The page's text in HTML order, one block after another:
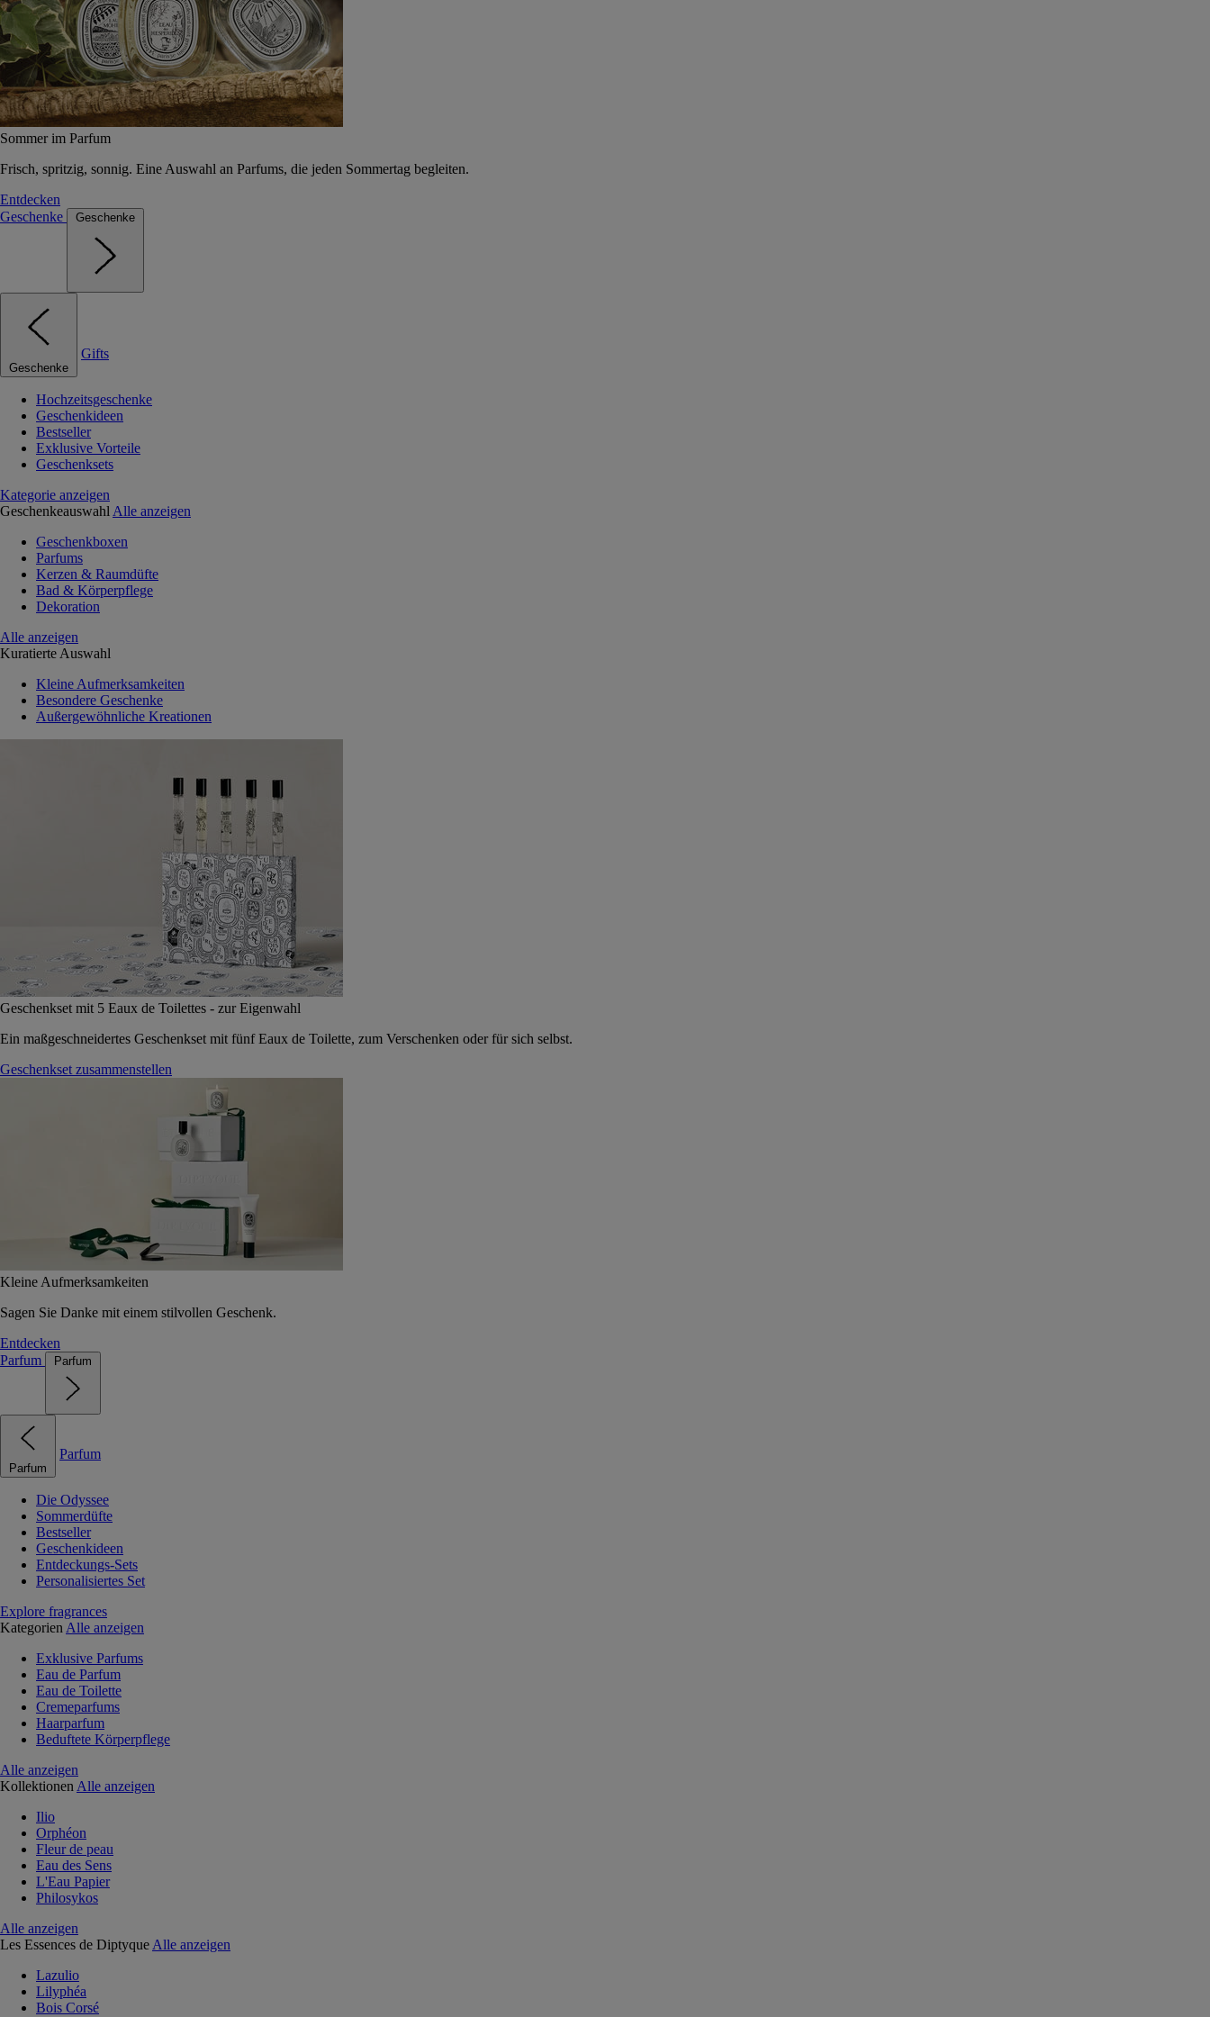
Sommer im Parfum
Frisch, spritzig, sonnig. Eine Auswahl an Parfums, die jeden Sommertag begleiten.
Entdecken
Geschenke
Geschenke
Geschenke
Gifts
Hochzeitsgeschenke
Geschenkideen
Bestseller
Exklusive Vorteile
Geschenksets
Kategorie anzeigen
Geschenkeauswahl Alle anzeigen
Geschenkboxen
Parfums
Kerzen & Raumdüfte
Bad & Körperpflege
Dekoration
Alle anzeigen
Kuratierte Auswahl
Kleine Aufmerksamkeiten
Besondere Geschenke
Außergewöhnliche Kreationen
Geschenkset mit 5 Eaux de Toilettes - zur Eigenwahl
Ein maßgeschneidertes Geschenkset mit fünf Eaux de Toilette, zum Verschenken oder für sich selbst.
Geschenkset zusammenstellen
Kleine Aufmerksamkeiten
Sagen Sie Danke mit einem stilvollen Geschenk.
Entdecken
Parfum
Parfum
Parfum
Parfum
Die Odyssee
Sommerdüfte
Bestseller
Geschenkideen
Entdeckungs-Sets
Personalisiertes Set
Explore fragrances
Kategorien Alle anzeigen
Exklusive Parfums
Eau de Parfum
Eau de Toilette
Cremeparfums
Haarparfum
Beduftete Körperpflege
Alle anzeigen
Kollektionen Alle anzeigen
Ilio
Orphéon
Fleur de peau
Eau des Sens
L'Eau Papier
Philosykos
Alle anzeigen
Les Essences de Diptyque Alle anzeigen
Lazulio
Lilyphéa
Bois Corsé